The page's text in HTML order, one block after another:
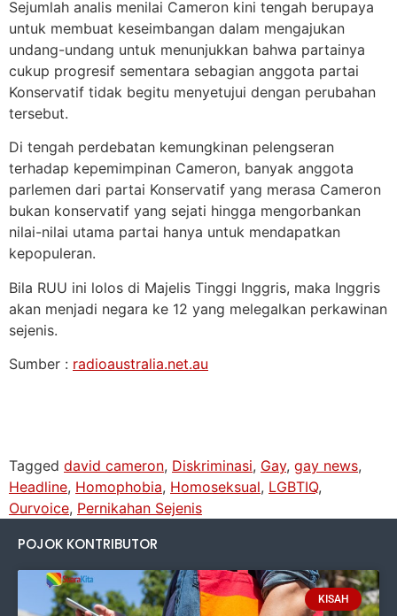
Sejumlah analis menilai Cameron kini tengah berupaya
untuk membuat keseimbangan dalam mengajukan
undang-undang untuk menunjukkan bahwa partainya
cukup progresif sementara sebagian anggota partai
Konservatif tidak begitu menyetujui dengan perubahan
tersebut.
Di tengah perdebatan kemungkinan pelengseran
terhadap kepemimpinan Cameron, banyak anggota
parlemen dari partai Konservatif yang merasa Cameron
bukan konservatif yang sejati hingga mengorbankan
nilai-nilai utama partai hanya untuk mendapatkan
kepopuleran.
Bila RUU ini lolos di Majelis Tinggi Inggris, maka Inggris
akan menjadi negara ke 12 yang melegalkan perkawinan
sejenis.
Sumber : radioaustralia.net.au
Tagged david cameron, Diskriminasi, Gay, gay news,
Headline, Homophobia, Homoseksual, LGBTIQ,
Ourvoice, Pernikahan Sejenis
POJOK KONTRIBUTOR
KISAH